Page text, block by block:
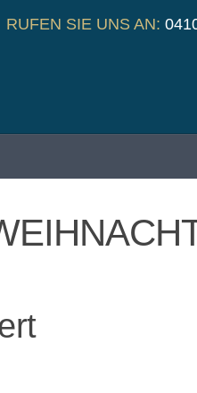
RUFEN SIE UNS AN: